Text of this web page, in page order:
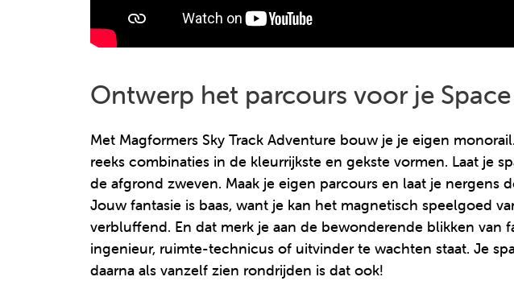
Ontwerp het parcours voor je
Met Magformers Sky Track Adventure bouw je je eigen
reeks combinaties in de kleurrijkste en gekste vormen. Laat
de afgrond zweven. Maak je eigen parcours en laat je nergens
Jouw fantasie is baas, want je kan het magnetisch speelgoed
verbluffend. En dat merk je aan de bewonderende blikken
ingenieur, ruimte-technicus of uitvinder te wachten staat. Je
daarna als vanzelf zien rondrijden is dat ook!